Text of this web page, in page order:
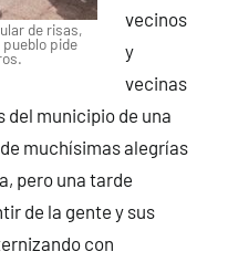
de risas,
pide
vecinos
y
vecinas
municipio de una
muchísimas alegrías
pero una tarde
de la gente y sus
con